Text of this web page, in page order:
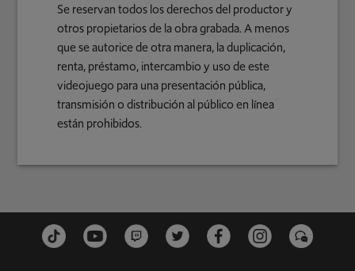
Se reservan todos los derechos del productor y
otros propietarios de la obra grabada. A menos
que se autorice de otra manera, la duplicación,
renta, préstamo, intercambio y uso de este
videojuego para una presentación pública,
transmisión o distribución al público en línea
están prohibidos.